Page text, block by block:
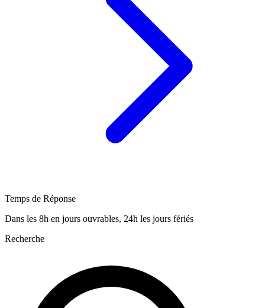
Temps de Réponse
Dans les 8h en jours ouvrables, 24h les jours fériés
Recherche